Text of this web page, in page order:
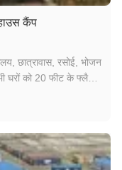
कैंप
छात्रावास, रसोई, भोजन
घरों को 20 फीट के फ्लैट
मल्टीपल रूम, जिनमें से